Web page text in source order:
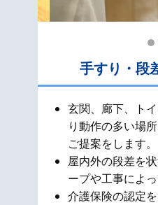
手すり・段
玄関、廊下、ト
り動作の多い場
ご提案をします。
屋内外の段差を
ープや工事によっ
介護保険の認定